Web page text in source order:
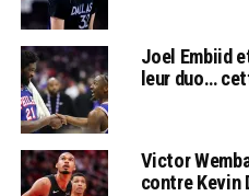
Joel Embiid
leur duo…
Victor
contre Kevin